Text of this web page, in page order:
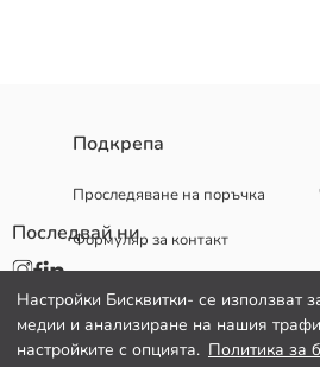
Настройки Бисквитки- се използват
медии и анализиране на нашия
настройките с опцията. Политика за
За да удължите живота на дънковите
същевременно намалява консумацията
Прилепнала кройка; това е модерна
в настоящето.
Основен Плат:
Държава на произход:
Продавач:
Подкрепа
Проследяване на поръчка
Формуляр за контакт
Последвай ни